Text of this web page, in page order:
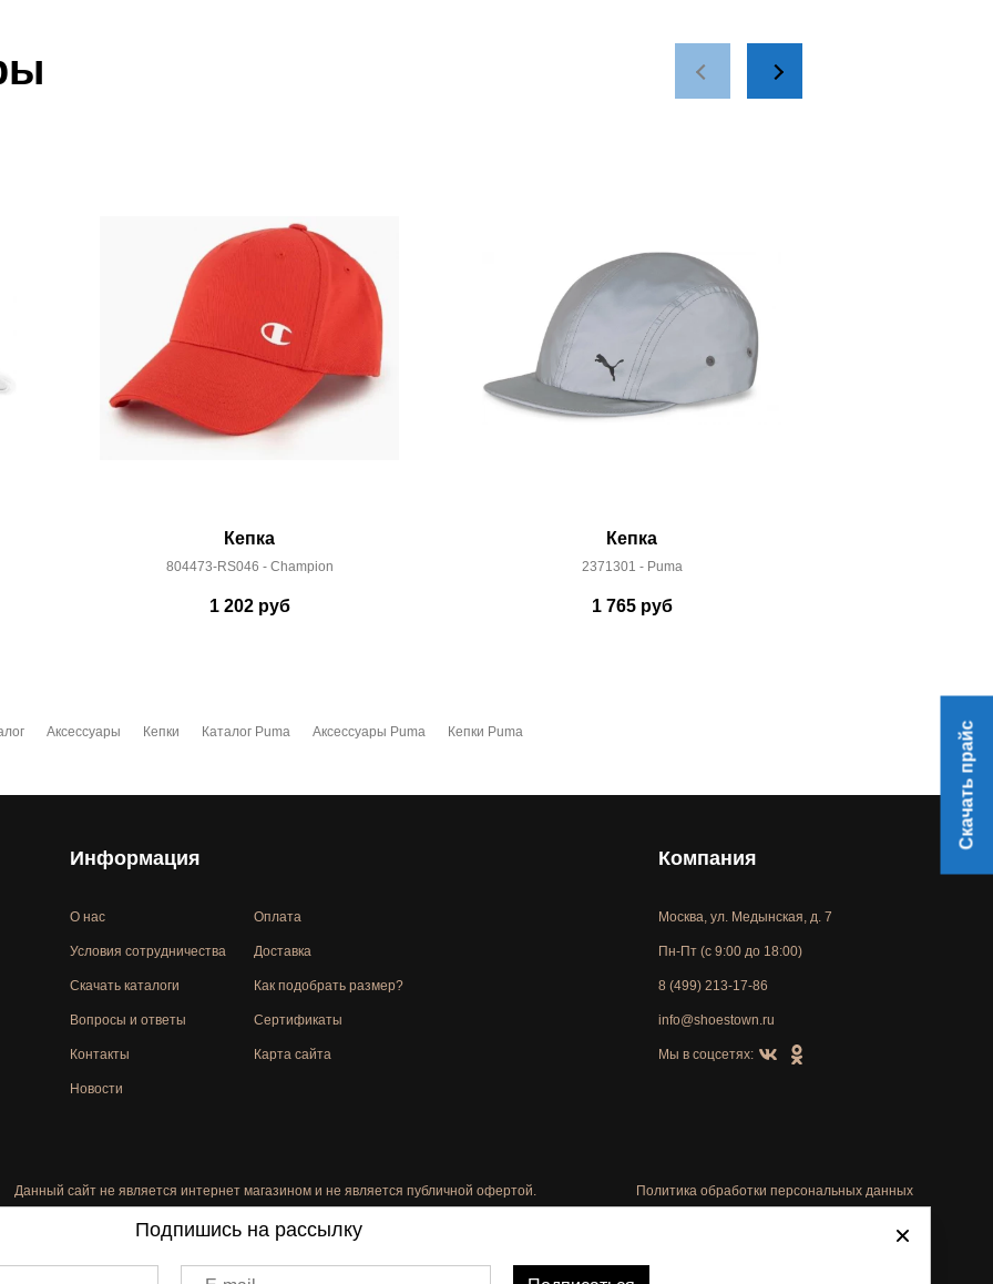
доставки
Кепка
804473-RS046 - Champion
1 202руб
Кепка
2371301 - Puma
1 765руб
Аксессуары Кепки Каталог Puma Аксессуары Puma Кепки Puma
Информация
О нас
Условия сотрудничества
Скачать каталоги
Вопросы и ответы
Контакты
Новости
Оплата
Доставка
Как подобрать размер?
Сертификаты
Карта сайта
Компания
Москва, ул. Медынская, д. 7
Пн-Пт (с 9:00 до 18:00)
8 (499) 213-17-86
info@shoestown.ru
Мы в соцсетях:
Данный сайт не является интернет магазином и не является публичной офертой. Политика обработки персональных данных
Автоматизировано -
Скачать прайс
Подпишись на рассылку